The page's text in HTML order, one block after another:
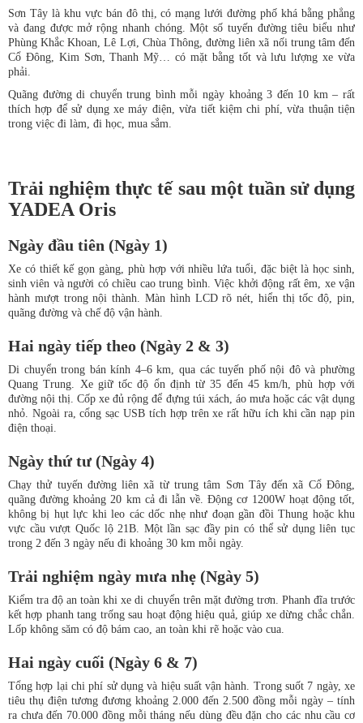
Sơn Tây là khu vực bán đô thị, có mạng lưới đường phố khá bằng phẳng
và đang được mở rộng nhanh chóng. Một số tuyến đường tiêu biểu như
Phùng Khắc Khoan, Lê Lợi, Chùa Thông, đường liên xã nối trung tâm đến
Cổ Đông, Kim Sơn, Thanh Mỹ… có mặt bằng tốt và lưu lượng xe vừa
phải.
Quãng đường di chuyển trung bình mỗi ngày khoảng 3 đến 10 km – rất
thích hợp để sử dụng xe máy điện, vừa tiết kiệm chi phí, vừa thuận tiện
trong việc đi làm, đi học, mua sắm.
Trải nghiệm thực tế sau một tuần sử dụng
YADEA Oris
Ngày đầu tiên (Ngày 1)
Xe có thiết kế gọn gàng, phù hợp với nhiều lứa tuổi, đặc biệt là học sinh,
sinh viên và người có chiều cao trung bình. Việc khởi động rất êm, xe vận
hành mượt trong nội thành. Màn hình LCD rõ nét, hiển thị tốc độ, pin,
quãng đường và chế độ vận hành.
Hai ngày tiếp theo (Ngày 2 & 3)
Di chuyển trong bán kính 4–6 km, qua các tuyến phố nội đô và phường
Quang Trung. Xe giữ tốc độ ổn định từ 35 đến 45 km/h, phù hợp với
đường nội thị. Cốp xe đủ rộng để đựng túi xách, áo mưa hoặc các vật dụng
nhỏ. Ngoài ra, cổng sạc USB tích hợp trên xe rất hữu ích khi cần nạp pin
điện thoại.
Ngày thứ tư (Ngày 4)
Chạy thử tuyến đường liên xã từ trung tâm Sơn Tây đến xã Cổ Đông,
quãng đường khoảng 20 km cả đi lẫn về. Động cơ 1200W hoạt động tốt,
không bị hụt lực khi leo các dốc nhẹ như đoạn gần đồi Thung hoặc khu
vực cầu vượt Quốc lộ 21B. Một lần sạc đầy pin có thể sử dụng liên tục
trong 2 đến 3 ngày nếu đi khoảng 30 km mỗi ngày.
Trải nghiệm ngày mưa nhẹ (Ngày 5)
Kiểm tra độ an toàn khi xe di chuyển trên mặt đường trơn. Phanh đĩa trước
kết hợp phanh tang trống sau hoạt động hiệu quả, giúp xe dừng chắc chắn.
Lốp không săm có độ bám cao, an toàn khi rẽ hoặc vào cua.
Hai ngày cuối (Ngày 6 & 7)
Tổng hợp lại chi phí sử dụng và hiệu suất vận hành. Trong suốt 7 ngày, xe
tiêu thụ điện tương đương khoảng 2.000 đến 2.500 đồng mỗi ngày – tính
ra chưa đến 70.000 đồng mỗi tháng nếu dùng đều đặn cho các nhu cầu cơ